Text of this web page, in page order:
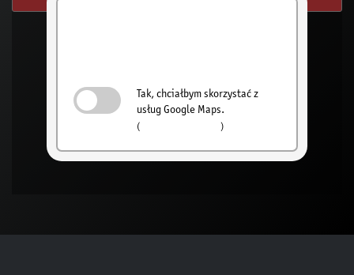
Tak, chciałbym skorzystać z
usług Google Maps.
( )